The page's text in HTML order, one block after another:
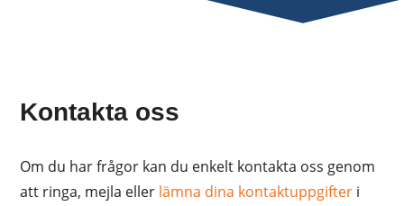
Kontakta oss
Om du har frågor kan du enkelt kontakta oss genom
att ringa, mejla eller lämna dina kontaktuppgifter i